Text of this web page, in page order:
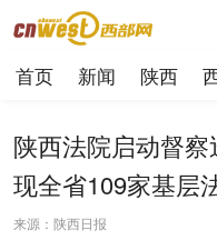
首页 新闻 陕西
陕西法院启动督察
现全省109家基层
来源：陕西日报